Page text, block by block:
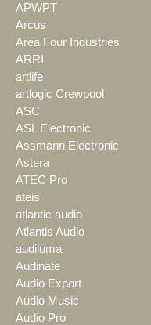
APWPT
Arcus
Area Four Industries
ARRI
artlife
artlogic Crewpool
ASC
ASL Electronic
Assmann Electronic
Astera
ATEC Pro
ateis
atlantic audio
Atlantis Audio
audiluma
Audinate
Audio Export
Audio Music
Audio Pro